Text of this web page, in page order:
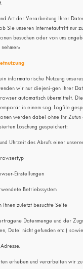
Art der Verarbeitung Ihrer
Sie unseren Internetauftritt nur
besuchen oder von uns
nehmen:
informatorische Nutzung
wir nur diejeni-gen Ihrer
automatisch übermittelt.
in einem sog. Logfile
werden dabei ohne Ihr Zutun
Löschung gespeichert:
Uhrzeit des Abrufs einer
Einstellungen
Betriebssystem
Ihnen zuletzt besuchte Seite
Datenmenge und der
Datei nicht gefunden etc.)
erheben und verarbeiten wir